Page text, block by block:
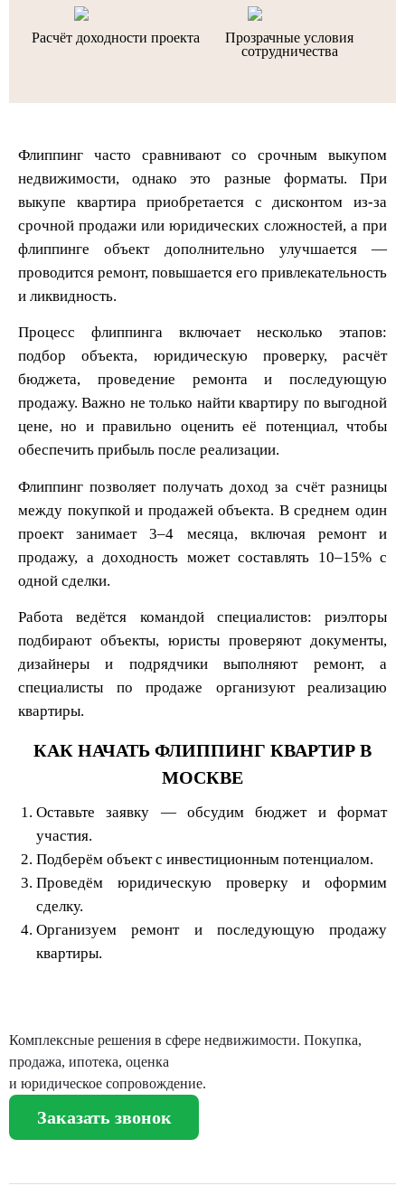
Расчёт доходности проекта
Прозрачные условия
сотрудничества
Флиппинг часто сравнивают со срочным выкупом
недвижимости, однако это разные форматы. При
выкупе квартира приобретается с дисконтом из-за
срочной продажи или юридических сложностей, а при
флиппинге объект дополнительно улучшается —
проводится ремонт, повышается его привлекательность
и ликвидность.
Процесс флиппинга включает несколько этапов:
подбор объекта, юридическую проверку, расчёт
бюджета, проведение ремонта и последующую
продажу. Важно не только найти квартиру по выгодной
цене, но и правильно оценить её потенциал, чтобы
обеспечить прибыль после реализации.
Флиппинг позволяет получать доход за счёт разницы
между покупкой и продажей объекта. В среднем один
проект занимает 3–4 месяца, включая ремонт и
продажу, а доходность может составлять 10–15% с
одной сделки.
Работа ведётся командой специалистов: риэлторы
подбирают объекты, юристы проверяют документы,
дизайнеры и подрядчики выполняют ремонт, а
специалисты по продаже организуют реализацию
квартиры.
КАК НАЧАТЬ ФЛИППИНГ КВАРТИР В
МОСКВЕ
Оставьте заявку — обсудим бюджет и формат
участия.
Подберём объект с инвестиционным потенциалом.
Проведём юридическую проверку и оформим
сделку.
Организуем ремонт и последующую продажу
квартиры.
Комплексные решения в сфере недвижимости. Покупка,
продажа, ипотека, оценка
и юридическое сопровождение.
Заказать звонок